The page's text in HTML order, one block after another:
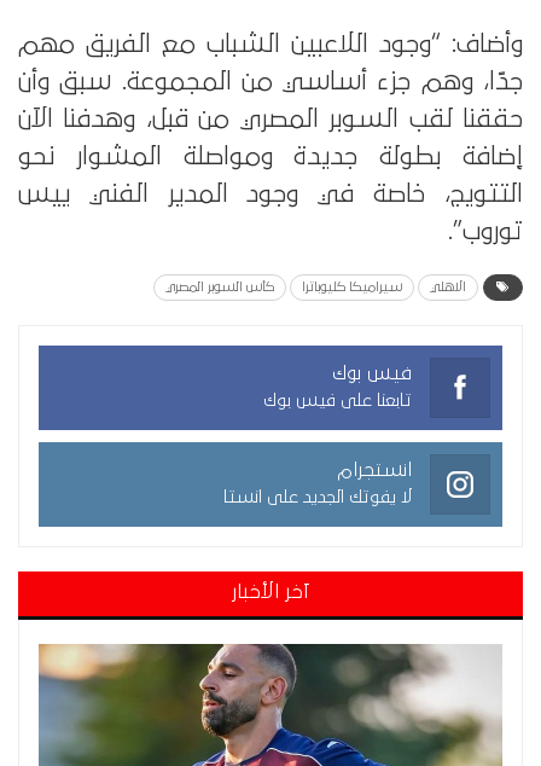
وأضاف: “وجود اللاعبين الشباب مع الفريق مهم
جدًا، وهم جزء أساسي من المجموعة. سبق وأن
حققنا لقب السوبر المصري من قبل، وهدفنا الآن
إضافة بطولة جديدة ومواصلة المشوار نحو
التتويج، خاصة في وجود المدير الفني ييس
توروب”.
الاهلي سيراميكا كليوباترا كأس السوبر المصري
فيس بوك
تابعنا على فيس بوك
انستجرام
لا يفوتك الجديد على انستا
آخر الأخبار